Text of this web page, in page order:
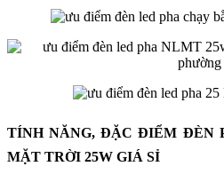
TÍNH NĂNG, ĐẶC ĐIỂM ĐÈN
MẶT TRỜI 25W GIÁ SỈ